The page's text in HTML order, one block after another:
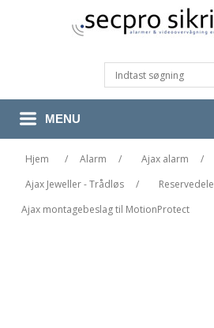
MENU
Hjem / Alarm / Ajax alarm
/
Ajax Jeweller - Trådløs
/ Reservedele
Ajax montagebeslag til MotionProtect